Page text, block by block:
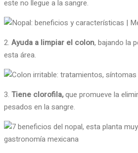
este no llegue a la sangre.
2. Ayuda a limpiar el colon, bajando la
esta área.
3. Tiene clorofila,que promueve la
pesados en la sangre.